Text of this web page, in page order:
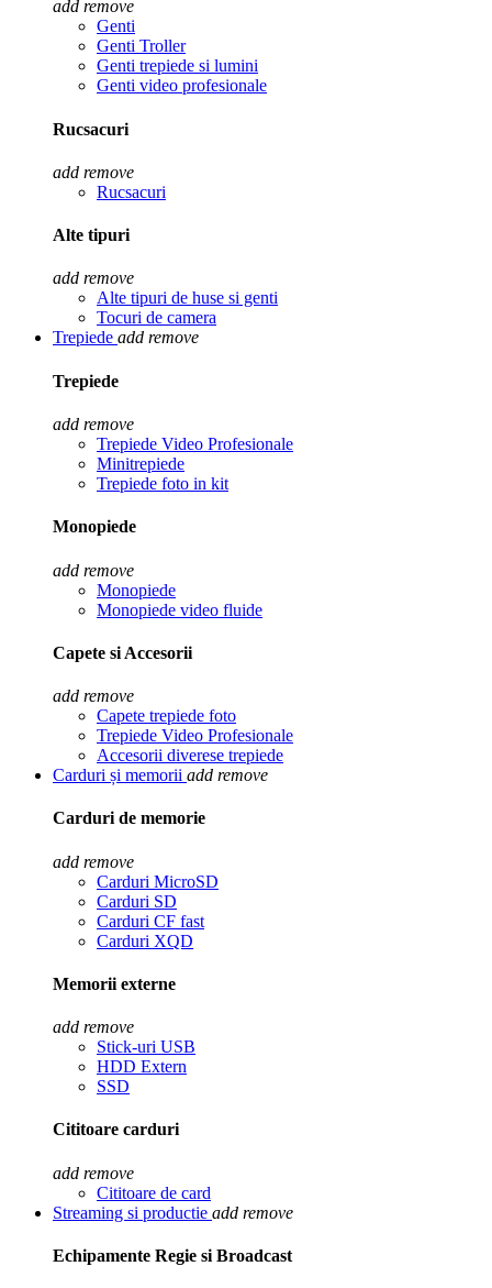
add remove
Genti
Genti Troller
Genti trepiede si lumini
Genti video profesionale
Rucsacuri
add remove
Rucsacuri
Alte tipuri
add remove
Alte tipuri de huse si genti
Tocuri de camera
Trepiede add remove
Trepiede
add remove
Trepiede Video Profesionale
Minitrepiede
Trepiede foto in kit
Monopiede
add remove
Monopiede
Monopiede video fluide
Capete si Accesorii
add remove
Capete trepiede foto
Trepiede Video Profesionale
Accesorii diverese trepiede
Carduri și memorii add remove
Carduri de memorie
add remove
Carduri MicroSD
Carduri SD
Carduri CF fast
Carduri XQD
Memorii externe
add remove
Stick-uri USB
HDD Extern
SSD
Cititoare carduri
add remove
Cititoare de card
Streaming si productie add remove
Echipamente Regie si Broadcast